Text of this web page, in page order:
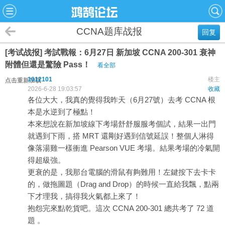
回复
CCNA题库战报
[考试战报] 考試戰報：6月27日 新加坡 CCNA 200-301 衰神
附體但還是驚險 Pass！
看全部
点击重新加载 楼主
1012101
收藏
2026-6-28 19:03:57
各位大大，我真的覺得我昨天（6月27號）去考 CCNA 根
本是水逆到了極點！
本來想說在新加坡線下考場舒舒服服考個試，結果一出門
就遇到下雨，搭 MRT 還剛好遇到信號延誤！整個人淋得
像落湯雞一樣衝進 Pearson VUE 考場。結果考場的冷氣開
得超級強。
更衰的是，我那台電腦的滑鼠有夠難用！左鍵按下去卡卡
的，做拖圖題（Drag and Drop）的時候一直給我飄，點兩
下才理我，搞得我火氣都上來了！
抱怨完來點乾貨吧。這次 CCNA 200-301 總共考了 72 道
題 。